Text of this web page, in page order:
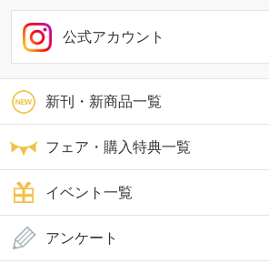
新刊・新商品一覧
フェア・購入特典一覧
イベント一覧
公式アカウント
アンケート